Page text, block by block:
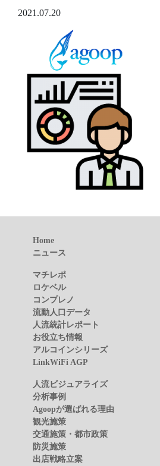
2021.07.20
Home
ニュース
マチレポ
ロケベル
コンプレノ
流動人口データ
人流統計レポート
お役立ち情報
アルコインシリーズ
LinkWiFi AGP
人流ビジュアライズ
分析事例
Agoopが選ばれる理由
観光施策
交通施策・都市政策
防災施策
出店戦略立案